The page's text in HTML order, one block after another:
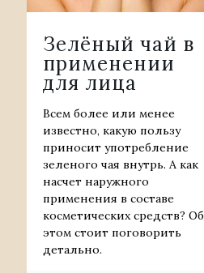
Зелёный чай в
применении
для лица
Всем более или менее
известно, какую пользу
приносит употребление
зеленого чая внутрь. А как
насчет наружного
применения в составе
косметических средств? Об
этом стоит поговорить
детально.